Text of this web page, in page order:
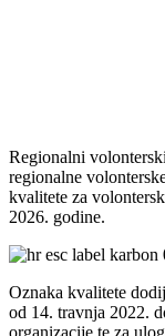
Regionalni
regionalne
kvalitete za
2026. godine.
Oznaka kvalitete
od 14. travnja 2022.